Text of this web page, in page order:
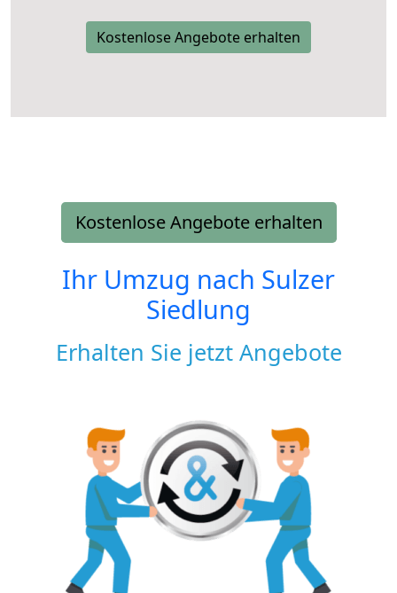
Kostenlose Angebote erhalten
Kostenlose Angebote erhalten
Ihr Umzug nach Sulzer
Siedlung
Erhalten Sie jetzt Angebote